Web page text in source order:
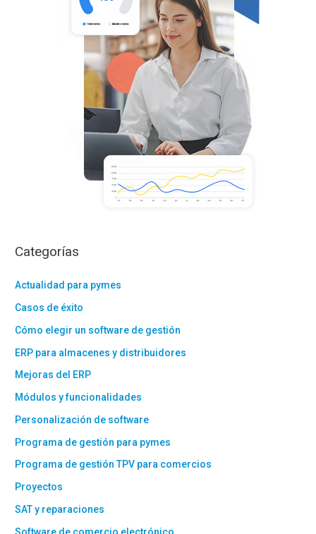
Categorías
Actualidad para pymes
Casos de éxito
Cómo elegir un software de gestión
ERP para almacenes y distribuidores
Mejoras del ERP
Módulos y funcionalidades
Personalización de software
Programa de gestión para pymes
Programa de gestión TPV para comercios
Proyectos
SAT y reparaciones
Software de comercio electrónico